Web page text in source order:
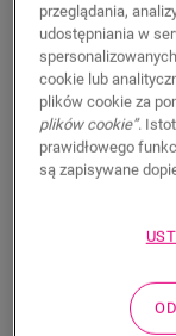
JAK
przeglądania,
udostępniania w
cookie lub
plików cookie za
plików cookie”.
prawidłowego
są zapisywane